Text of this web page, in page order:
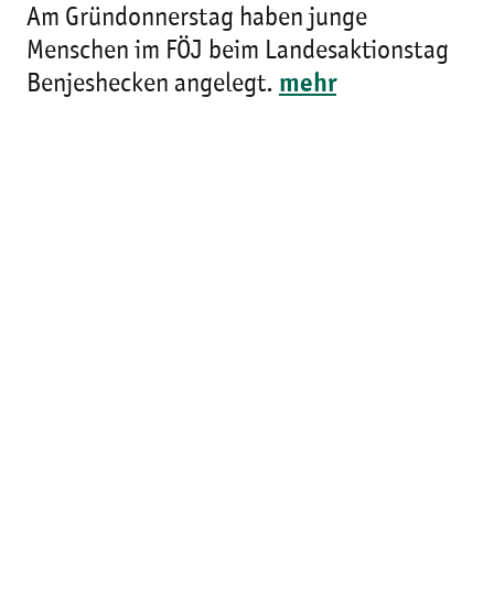
Am Gründonnerstag haben junge
Menschen im FÖJ beim Landesaktionstag
Benjeshecken angelegt. mehr